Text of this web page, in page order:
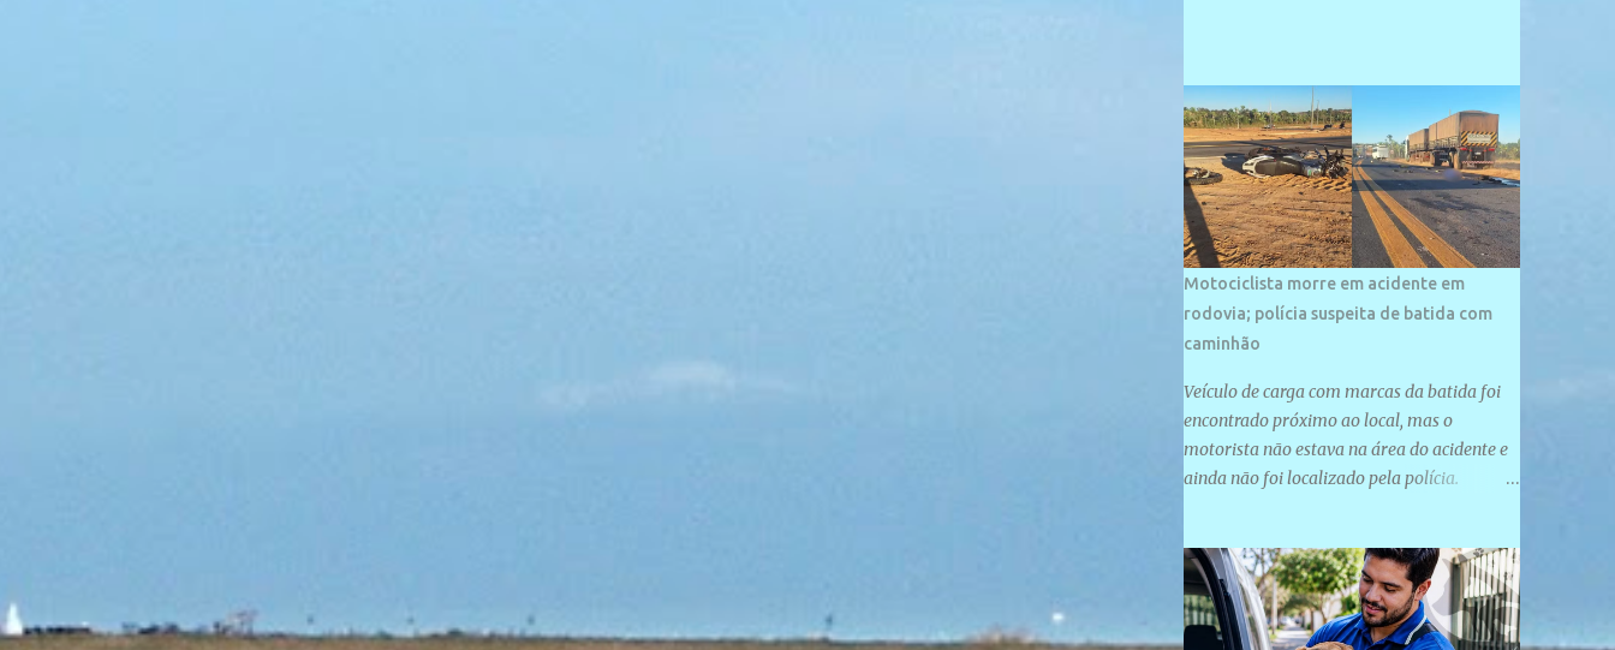
vizinhos. O bairro onde se localiza a praia é
palco de amplos investimentos e projetos
grandiosos como hotéis, pousadas e
residências de veraneio de grande porte. O
maior empreendimento fixado nessa área é
o SESC Praia, inaugurado em 12 de julho de
1996. Com arquitetura moderna,...
Motociclista morre em acidente em
rodovia; polícia suspeita de batida com
caminhão
Veículo de carga com marcas da batida foi
encontrado próximo ao local, mas o
motorista não estava na área do acidente e
ainda não foi localizado pela polícia.
Divulgação/PMPI João Pedro de Sousa
Santos morreu na manhã desta sexta-feira
(31) em um acidente na PI-247, na zona